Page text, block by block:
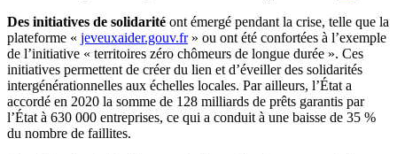
Des initiatives de solidarité ont émergé pendant la crise, telle que la
plateforme « jeveuxaider.gouv.fr» ou ont été confortées à l’exemple
de l’initiative « territoires zéro chômeurs de longue durée ». Ces
initiatives permettent de créer du lien et d’éveiller des solidarités
intergénérationnelles aux échelles locales. Par ailleurs, l’État a
accordé en 2020 la somme de 128 milliards de prêts garantis par
l’État à 630 000 entreprises, ce qui a conduit à une baisse de 35 %
du nombre de faillites.